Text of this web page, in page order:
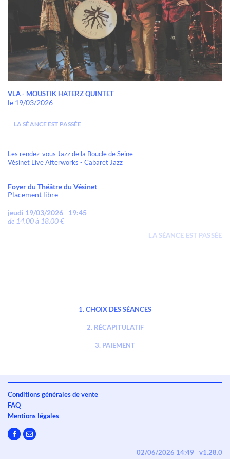
VLA - MOUSTIK HATERZ QUINTET
le 19/03/2026
LA SÉANCE EST PASSÉE
Les rendez-vous Jazz de la Boucle de Seine
Vésinet Live Afterworks - Cabaret Jazz
Foyer du Théâtre du Vésinet
Placement libre
jeudi 19/03/2026
19:45
de 14.00 à 18.00 €
LA SÉANCE EST PASSÉE
CHOIX DES SÉANCES
RÉCAPITULATIF
PAIEMENT
Conditions générales de vente
FAQ
Mentions légales
02/06/2026 14:49 v1.28.0